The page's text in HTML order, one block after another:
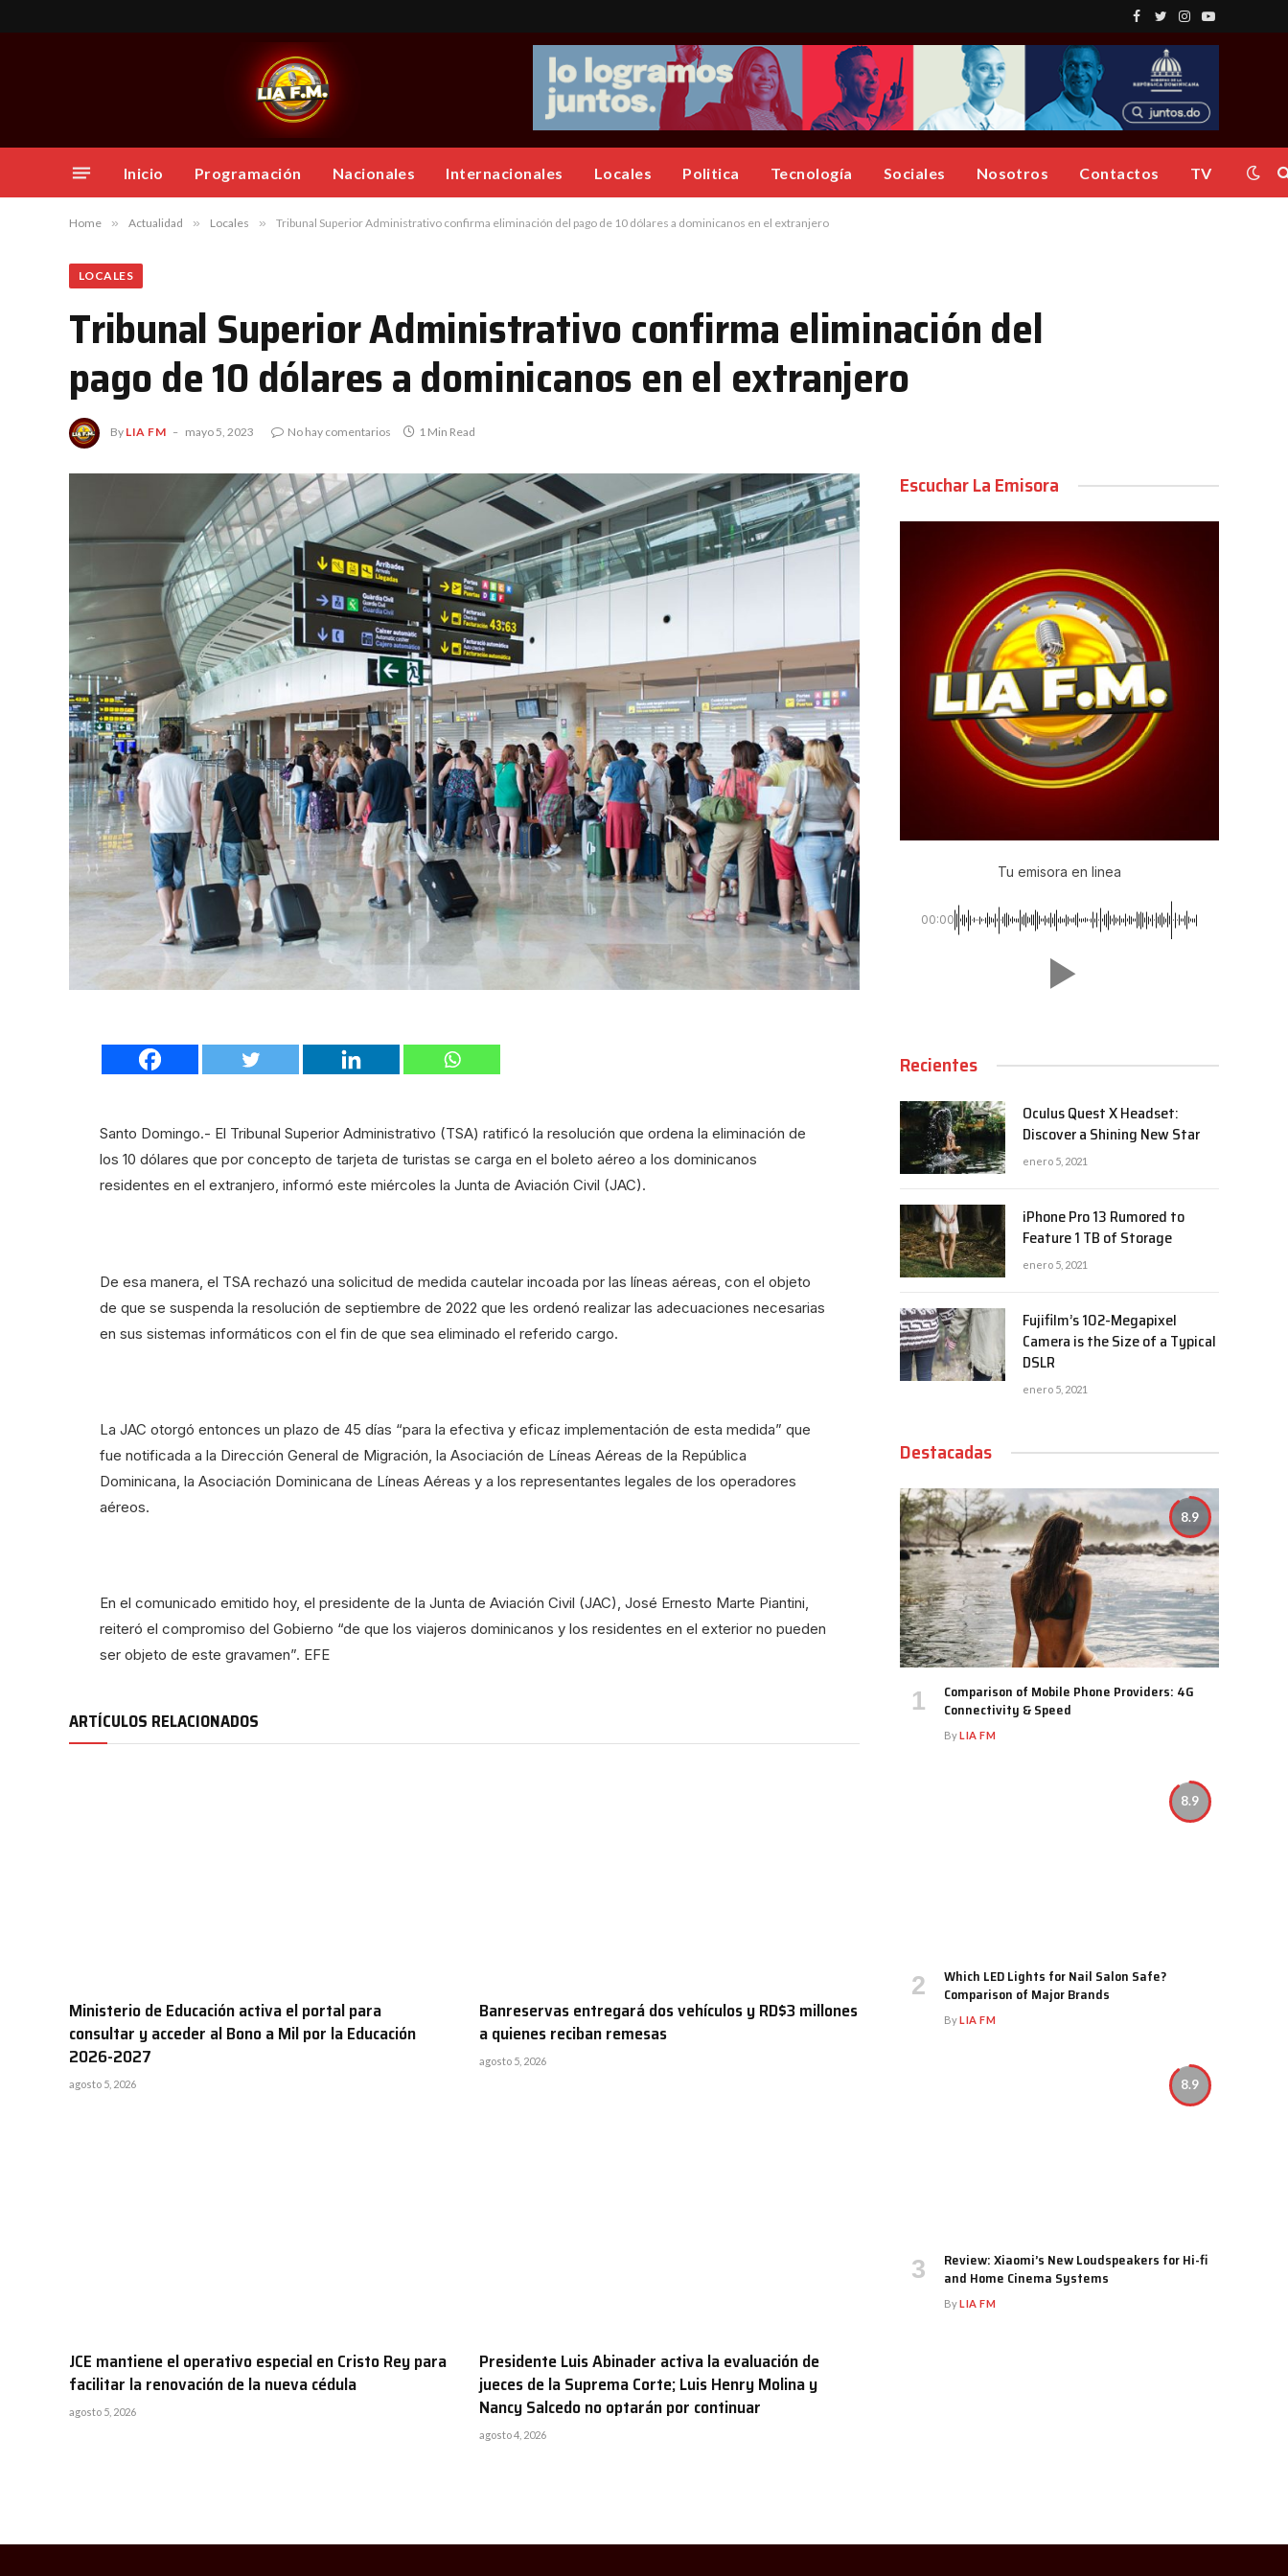
Facebook
TwitterInstagram
YouTube
Inicio Programación Nacionales Internacionales Locales Politica Tecnología Sociales Nosotros Contactos TV
Home » Actualidad » Locales » Tribunal Superior Administrativo confirma eliminación del pago de 10 dólares a dominicanos en el extranjero
LOCALES
Tribunal Superior Administrativo confirma eliminación del
pago de 10 dólares a dominicanos en el extranjero
By LIA FM mayo 5, 2023 No hay comentarios 1 Min Read
Santo Domingo.- El Tribunal Superior Administrativo (TSA) ratificó la resolución que ordena la eliminación de
los 10 dólares que por concepto de tarjeta de turistas se carga en el boleto aéreo a los dominicanos
residentes en el extranjero, informó este miércoles la Junta de Aviación Civil (JAC).
De esa manera, el TSA rechazó una solicitud de medida cautelar incoada por las líneas aéreas, con el objeto
de que se suspenda la resolución de septiembre de 2022 que les ordenó realizar las adecuaciones necesarias
en sus sistemas informáticos con el fin de que sea eliminado el referido cargo.
La JAC otorgó entonces un plazo de 45 días “para la efectiva y eficaz implementación de esta medida” que
fue notificada a la Dirección General de Migración, la Asociación de Líneas Aéreas de la República
Dominicana, la Asociación Dominicana de Líneas Aéreas y a los representantes legales de los operadores
aéreos.
En el comunicado emitido hoy, el presidente de la Junta de Aviación Civil (JAC), José Ernesto Marte Piantini,
reiteró el compromiso del Gobierno “de que los viajeros dominicanos y los residentes en el exterior no pueden
ser objeto de este gravamen”. EFE
ARTÍCULOS RELACIONADOS
Ministerio de Educación activa el portal para
consultar y acceder al Bono a Mil por la Educación
2026-2027
agosto 5, 2026
Banreservas entregará dos vehículos y RD$3 millones
a quienes reciban remesas
agosto 5, 2026
JCE mantiene el operativo especial en Cristo Rey para
facilitar la renovación de la nueva cédula
agosto 5, 2026
Presidente Luis Abinader activa la evaluación de
jueces de la Suprema Corte; Luis Henry Molina y
Nancy Salcedo no optarán por continuar
agosto 4, 2026
Escuchar La Emisora
Tu emisora en linea
00:00
Recientes
Oculus Quest X Headset:
Discover a Shining New Star
enero 5, 2021
iPhone Pro 13 Rumored to
Feature 1 TB of Storage
enero 5, 2021
Fujifilm’s 102-Megapixel
Camera is the Size of a Typical
DSLR
enero 5, 2021
Destacadas
8.9
Comparison of Mobile Phone Providers: 4G
Connectivity & Speed
ByLIA FM
8.9
Which LED Lights for Nail Salon Safe?
Comparison of Major Brands
ByLIA FM
8.9
Review: Xiaomi’s New Loudspeakers for Hi-fi
and Home Cinema Systems
ByLIA FM